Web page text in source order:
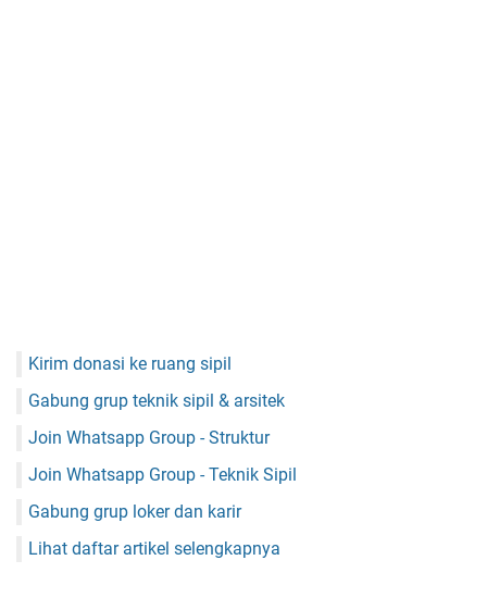
Kirim donasi ke ruang sipil
Gabung grup teknik sipil & arsitek
Join Whatsapp Group - Struktur
Join Whatsapp Group - Teknik Sipil
Gabung grup loker dan karir
Lihat daftar artikel selengkapnya